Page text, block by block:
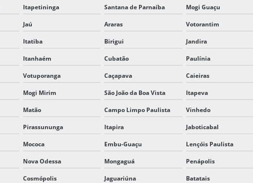
Itapetininga Santana de Parnaíba Mogi Guaçu
Jaú Araras Votorantim
Itatiba Birigui Jandira
Itanhaém Cubatão Paulínia
Votuporanga Caçapava Caieiras
Mogi Mirim São João da Boa Vista Itapeva
Matão Campo Limpo Paulista Vinhedo
Pirassununga Itapira Jaboticabal
Mococa Embu-Guaçu Lençóis Paulista
Nova Odessa Mongaguá Penápolis
Cosmópolis Jaguariúna Batatais